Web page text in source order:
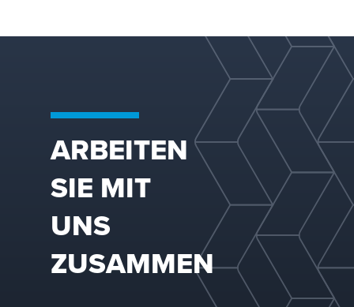
durch den
Kombination mit
Technologie®
neuer
wenn keine
Installation
mehreren
ARBEITEN
SIE MIT
UNS
ZUSAMMEN